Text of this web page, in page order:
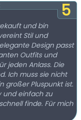
5
und bin
Stil und
Design passt
Outfits und
jeden Anlass. Die
Ich muss sie nicht
großer Pluspunkt ist.
und einfach zu
finde. Für mich